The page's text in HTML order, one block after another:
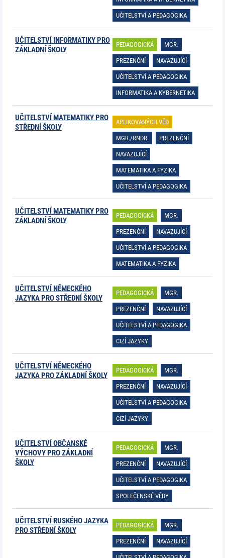
UČITELSTVÍ A PEDAGOGIKA
UČITELSTVÍ INFORMATIKY PRO
ZÁKLADNÍ ŠKOLY
PEDAGOGICKÁ MGR.
PREZENČNÍ NAVAZUJÍCÍ
UČITELSTVÍ A PEDAGOGIKA
INFORMATIKA A KYBERNETIKA
UČITELSTVÍ MATEMATIKY PRO
STŘEDNÍ ŠKOLY
APLIKOVANÝCH VĚD
MGR./RNDR. PREZENČNÍ
NAVAZUJÍCÍ
MATEMATIKA A FYZIKA
UČITELSTVÍ A PEDAGOGIKA
UČITELSTVÍ MATEMATIKY PRO
ZÁKLADNÍ ŠKOLY
PEDAGOGICKÁ MGR.
PREZENČNÍ NAVAZUJÍCÍ
UČITELSTVÍ A PEDAGOGIKA
MATEMATIKA A FYZIKA
UČITELSTVÍ NĚMECKÉHO
JAZYKA PRO STŘEDNÍ ŠKOLY
PEDAGOGICKÁ MGR.
PREZENČNÍ NAVAZUJÍCÍ
UČITELSTVÍ A PEDAGOGIKA
CIZÍ JAZYKY
UČITELSTVÍ NĚMECKÉHO
JAZYKA PRO ZÁKLADNÍ ŠKOLY
PEDAGOGICKÁ MGR.
PREZENČNÍ NAVAZUJÍCÍ
UČITELSTVÍ A PEDAGOGIKA
CIZÍ JAZYKY
UČITELSTVÍ OBČANSKÉ
VÝCHOVY PRO ZÁKLADNÍ
ŠKOLY
PEDAGOGICKÁ MGR.
PREZENČNÍ NAVAZUJÍCÍ
UČITELSTVÍ A PEDAGOGIKA
SPOLEČENSKÉ VĚDY
UČITELSTVÍ RUSKÉHO JAZYKA
PRO STŘEDNÍ ŠKOLY
PEDAGOGICKÁ MGR.
PREZENČNÍ NAVAZUJÍCÍ